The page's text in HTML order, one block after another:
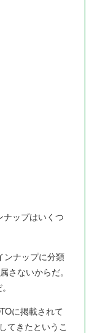
ップはいくつ
ンナップに分類
ないからだ。
に掲載されて
てきたというこ